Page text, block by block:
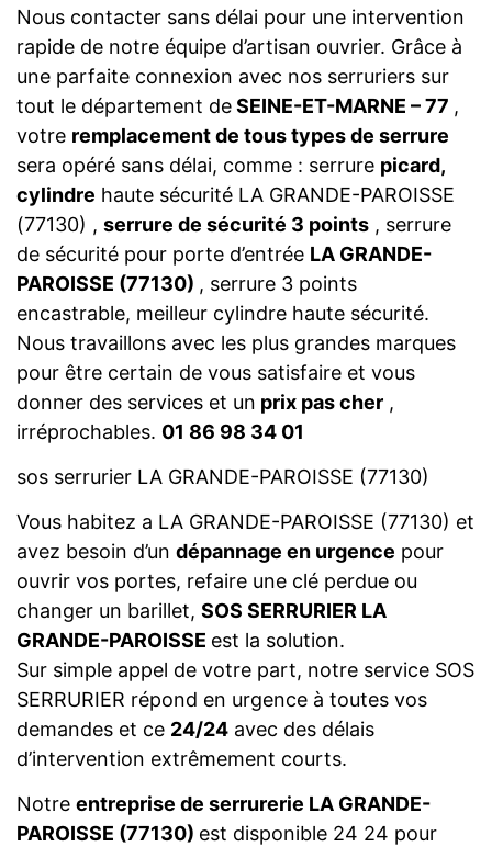
Nous contacter sans délai pour une intervention
rapide de notre équipe d’artisan ouvrier. Grâce à
une parfaite connexion avec nos serruriers sur
tout le département deSEINE-ET-MARNE – 77 ,
votre remplacement de tous types de serrure
sera opéré sans délai, comme : serrure picard,
cylindre haute sécurité LA GRANDE-PAROISSE
(77130) , serrure de sécurité 3 points , serrure
de sécurité pour porte d’entrée LA GRANDE-
PAROISSE (77130) , serrure 3 points
encastrable, meilleur cylindre haute sécurité.
Nous travaillons avec les plus grandes marques
pour être certain de vous satisfaire et vous
donner des services et un prix pas cher ,
irréprochables. 01 86 98 34 01
sos serrurier LA GRANDE-PAROISSE (77130)
Vous habitez a LA GRANDE-PAROISSE (77130) et
avez besoin d’un dépannage en urgence pour
ouvrir vos portes, refaire une clé perdue ou
changer un barillet, SOS SERRURIER LA
GRANDE-PAROISSE est la solution.
Sur simple appel de votre part, notre service SOS
SERRURIER répond en urgence à toutes vos
demandes et ce 24/24 avec des délais
d’intervention extrêmement courts.
Notre entreprise de serrurerie LA GRANDE-
PAROISSE (77130) est disponible 24 24 pour